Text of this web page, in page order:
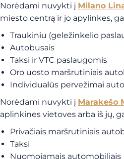
Norėdami nuvykti į Milano
miesto centrą ir jo apylinkes,
Traukiniu (geležinkelio
Autobusais
Taksi ir VTC paslaugomis
Oro uosto maršrutiniais
Individualūs pervežimai
Norėdami nuvykti į Marakešo
aplinkines vietoves arba iš jų,
Privačiais maršrutiniais
Taksi
Nuomojamais automobiliais